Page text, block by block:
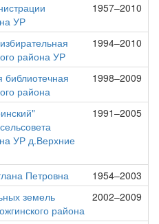
УР
1957–2010
района УР
1994–2010
библиотечная
района
1998–2009
УР д.Верхние
1991–2005
Петровна
1954–2003
земель
района
2002–2009